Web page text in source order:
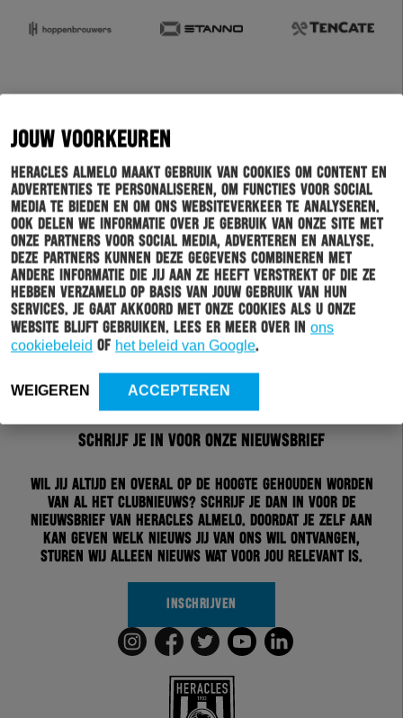
JOUW VOORKEUREN
Heracles Almelo maakt gebruik van cookies om content en
advertenties te personaliseren, om functies voor social
media te bieden en om ons websiteverkeer te analyseren.
Ook delen we informatie over je gebruik van onze site met
onze partners voor social media, adverteren en analyse.
Deze partners kunnen deze gegevens combineren met
andere informatie die jij aan ze heeft verstrekt of die ze
hebben verzameld op basis van jouw gebruik van hun
services. Je gaat akkoord met onze cookies als u onze
website blijft gebruiken. Lees er meer over in ons
cookiebeleid of het beleid van Google.
WEIGEREN ACCEPTEREN
Schrijf je in voor onze nieuwsbrief
Wil jij altijd en overal op de hoogte gehouden worden
van al het clubnieuws? Schrijf je dan in voor de
nieuwsbrief van Heracles Almelo. Doordat je zelf aan
kan geven welk nieuws jij van ons wil ontvangen,
sturen wij alleen nieuws wat voor jou relevant is.
INSCHRIJVEN